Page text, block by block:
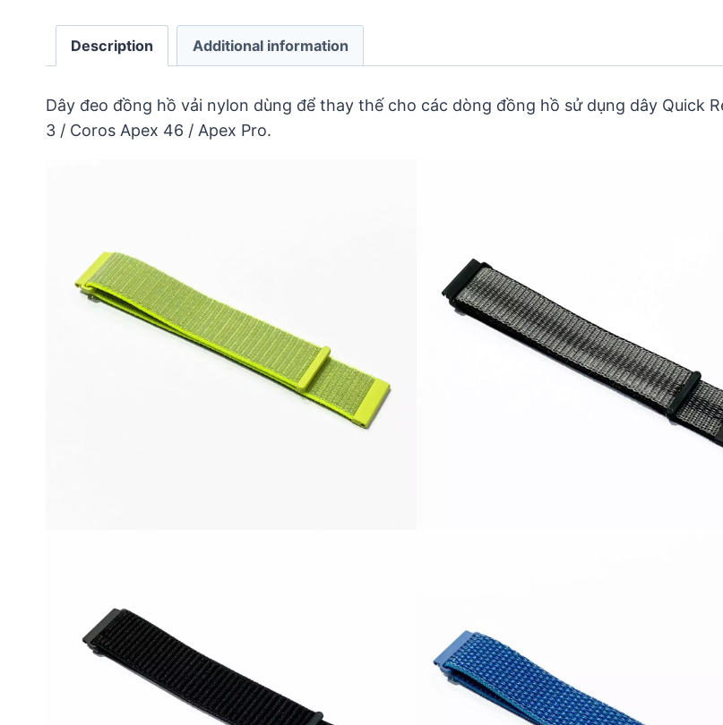
Description Additional information
Dây đeo đồng hồ vải nylon dùng để thay thế cho các dòng đồng hồ sử dụng dây Quick
3 / Coros Apex 46 / Apex Pro.